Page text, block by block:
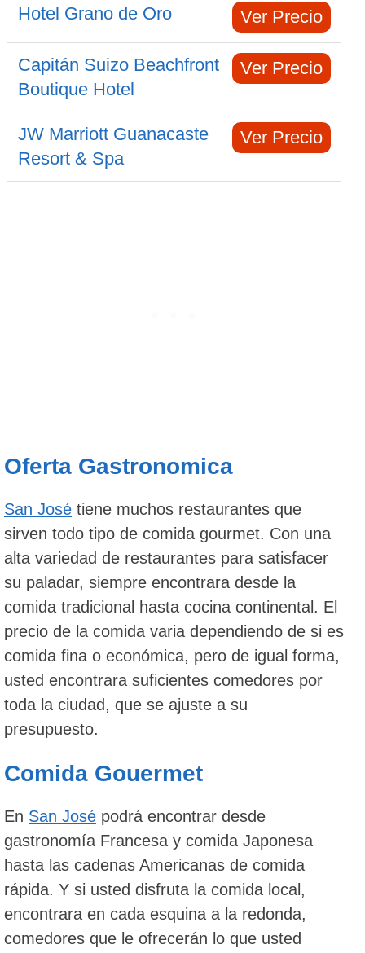
Hotel Grano de Oro Ver Precio
Capitán Suizo Beachfront
Boutique Hotel
Ver Precio
JW Marriott Guanacaste
Resort & Spa
Ver Precio
Oferta Gastronomica
San José tiene muchos restaurantes que
sirven todo tipo de comida gourmet. Con una
alta variedad de restaurantes para satisfacer
su paladar, siempre encontrara desde la
comida tradicional hasta cocina continental. El
precio de la comida varia dependiendo de si es
comida fina o económica, pero de igual forma,
usted encontrara suficientes comedores por
toda la ciudad, que se ajuste a su
presupuesto.
Comida Gouermet
En San José podrá encontrar desde
gastronomía Francesa y comida Japonesa
hasta las cadenas Americanas de comida
rápida. Y si usted disfruta la comida local,
encontrara en cada esquina a la redonda,
comedores que le ofrecerán lo que usted